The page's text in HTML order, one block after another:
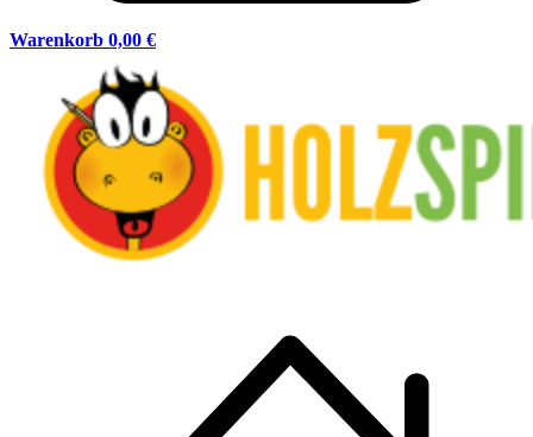
Warenkorb 0,00 €